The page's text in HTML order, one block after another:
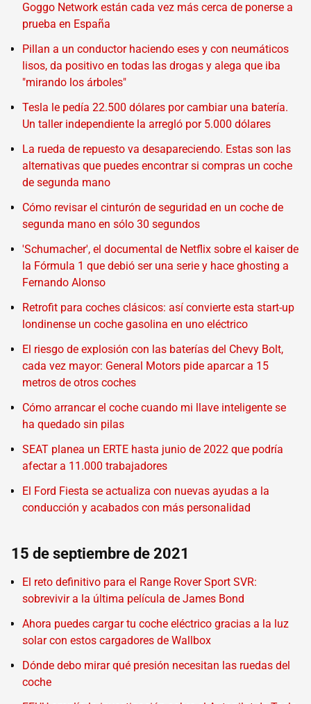
Goggo Network están cada vez más cerca de ponerse a
prueba en España
Pillan a un conductor haciendo eses y con neumáticos
lisos, da positivo en todas las drogas y alega que iba
"mirando los árboles"
Tesla le pedía 22.500 dólares por cambiar una batería.
Un taller independiente la arregló por 5.000 dólares
La rueda de repuesto va desapareciendo. Estas son las
alternativas que puedes encontrar si compras un coche
de segunda mano
Cómo revisar el cinturón de seguridad en un coche de
segunda mano en sólo 30 segundos
'Schumacher', el documental de Netflix sobre el kaiser de
la Fórmula 1 que debió ser una serie y hace ghosting a
Fernando Alonso
Retrofit para coches clásicos: así convierte esta start-up
londinense un coche gasolina en uno eléctrico
El riesgo de explosión con las baterías del Chevy Bolt,
cada vez mayor: General Motors pide aparcar a 15
metros de otros coches
Cómo arrancar el coche cuando mi llave inteligente se
ha quedado sin pilas
SEAT planea un ERTE hasta junio de 2022 que podría
afectar a 11.000 trabajadores
El Ford Fiesta se actualiza con nuevas ayudas a la
conducción y acabados con más personalidad
15 de septiembre de 2021
El reto definitivo para el Range Rover Sport SVR:
sobrevivir a la última película de James Bond
Ahora puedes cargar tu coche eléctrico gracias a la luz
solar con estos cargadores de Wallbox
Dónde debo mirar qué presión necesitan las ruedas del
coche